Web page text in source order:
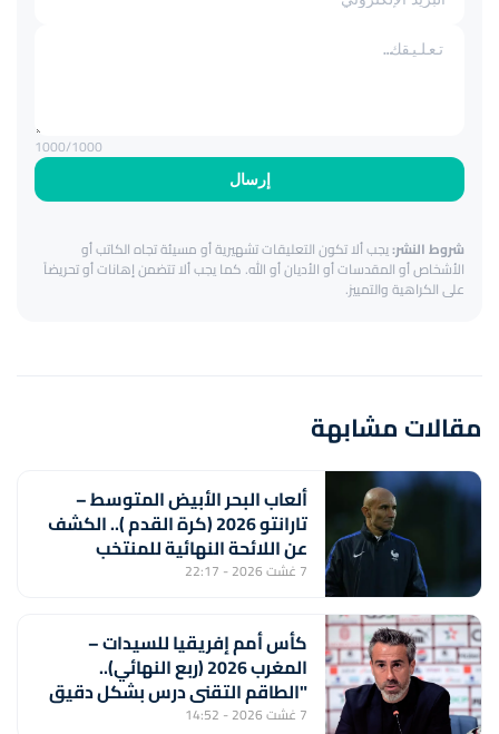
إرسال
1000/1000
شروط النشر:يجب ألا تكون التعليقات تشهيرية أو مسيئة تجاه الكاتب أو
الأشخاص أو المقدسات أو الأديان أو الله. كما يجب ألا تتضمن إهانات أو تحريضاً
على الكراهية والتمييز.
مقالات مشابهة
ألعاب البحر الأبيض المتوسط –
تارانتو 2026 (كرة القدم ).. الكشف
عن اللائحة النهائية للمنتخب
المغربي لأقل من 20 سنة
7 غشت 2026 - 22:17
كأس أمم إفريقيا للسيدات –
المغرب 2026 (ربع النهائي)..
"الطاقم التقني درس بشكل دقيق
منتخب جنوب إفريقيا لتحقيق
7 غشت 2026 - 14:52